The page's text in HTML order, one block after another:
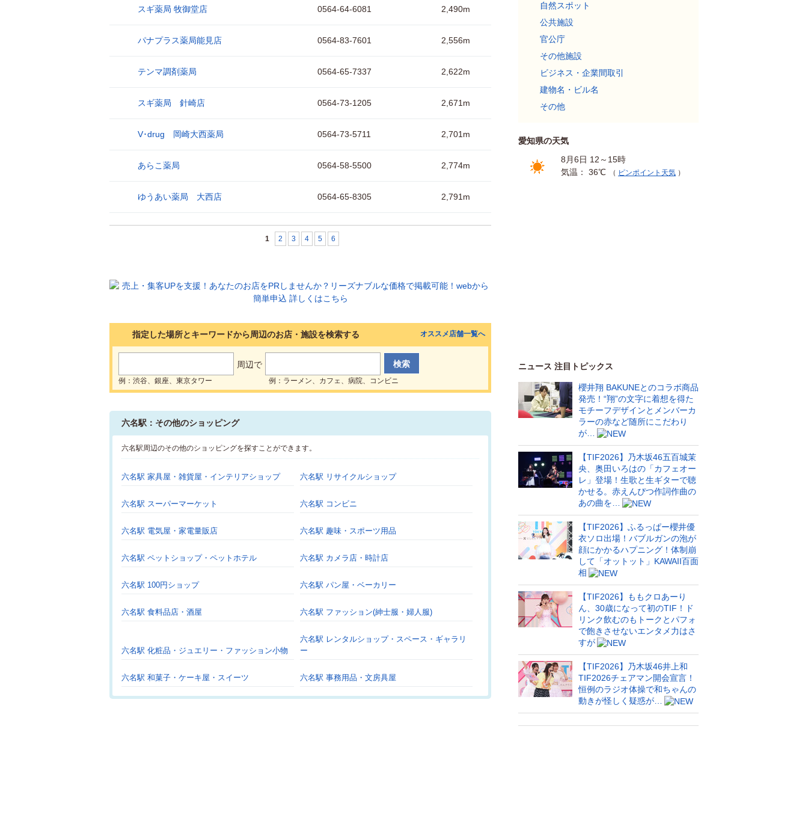
スギ薬局 牧御堂店 0564-64-6081 2,490m
パナプラス薬局能見店 0564-83-7601 2,556m
テンマ調剤薬局 0564-65-7337 2,622m
スギ薬局 針崎店 0564-73-1205 2,671m
V･drug 岡崎大西薬局 0564-73-5711 2,701m
あらこ薬局 0564-58-5500 2,774m
ゆうあい薬局 大西店 0564-65-8305 2,791m
1 2 3 4 5 6
指定した場所とキーワードから周辺のお店・施設を検索する
周辺で
例：渋谷、銀座、東京タワー 例：ラーメン、カフェ、病院、コンビニ
オススメ店舗一覧へ
六名駅：その他のショッピング
六名駅周辺のその他のショッピングを探すことができます。
六名駅 家具屋・雑貨屋・インテリアショップ 六名駅 リサイクルショップ
六名駅 スーパーマーケット 六名駅 コンビニ
六名駅 電気屋・家電量販店 六名駅 趣味・スポーツ用品
六名駅 ペットショップ・ペットホテル 六名駅 カメラ店・時計店
六名駅 100円ショップ 六名駅 パン屋・ベーカリー
六名駅 食料品店・酒屋 六名駅 ファッション(紳士服・婦人服)
六名駅 化粧品・ジュエリー・ファッション小物
六名駅 レンタルショップ・スペース・ギャラリ
ー
六名駅 和菓子・ケーキ屋・スイーツ 六名駅 事務用品・文房具屋
自然スポット
公共施設
官公庁
その他施設
ビジネス・企業間取引
建物名・ビル名
その他
愛知県の天気
8月6日 12～15時
気温： 36℃
（ ピンポイント天気 ）
ニュース 注目トピックス
櫻井翔 BAKUNEとのコラボ商品
発売！“翔”の文字に着想を得た
モチーフデザインとメンバーカ
ラーの赤など随所にこだわり
が…
【TIF2026】乃木坂46五百城茉
央、奥田いろはの「カフェオー
レ」登場！生歌と生ギターで聴
かせる。赤えんぴつ作詞作曲の
あの曲を…
【TIF2026】ふるっぱー櫻井優
衣ソロ出場！バブルガンの泡が
顔にかかるハプニング！体制崩
して「オットット」KAWAII百面
相
【TIF2026】ももクロあーり
ん、30歳になって初のTIF！ド
リンク飲むのもトークとパフォ
で飽きさせないエンタメ力はさ
すが
【TIF2026】乃木坂46井上和
TIF2026チェアマン開会宣言！
恒例のラジオ体操で和ちゃんの
動きが怪しく疑惑が…